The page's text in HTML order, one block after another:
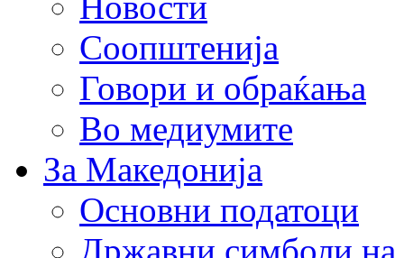
Соопштенија
Говори и обраќања
Во медиумите
За Македонија
Основни податоци